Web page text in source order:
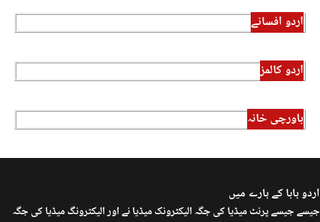
اردو افسانے
اردو کالمز
باورچی خانہ
اردو بابا کے بارے میں
جیسے جیسے پرنٹ میڈیا کی جگہ الیکٹرونک میڈیا نے اور الیکٹرونگ میڈیا کی جگہ